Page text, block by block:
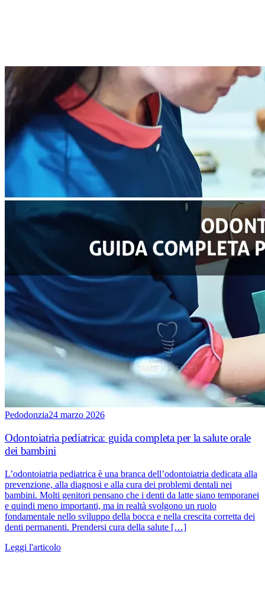
Pedodonzia24 marzo 2026
Odontoiatria pediatrica: guida completa per la salute orale
dei bambini
L’odontoiatria pediatrica è una branca dell’odontoiatria dedicata alla
prevenzione, alla diagnosi e alla cura dei problemi dentali nei
bambini. Molti genitori pensano che i denti da latte siano temporanei
e quindi meno importanti, ma in realtà svolgono un ruolo
fondamentale nello sviluppo della bocca e nella crescita corretta dei
denti permanenti. Prendersi cura della salute […]
Leggi l'articolo